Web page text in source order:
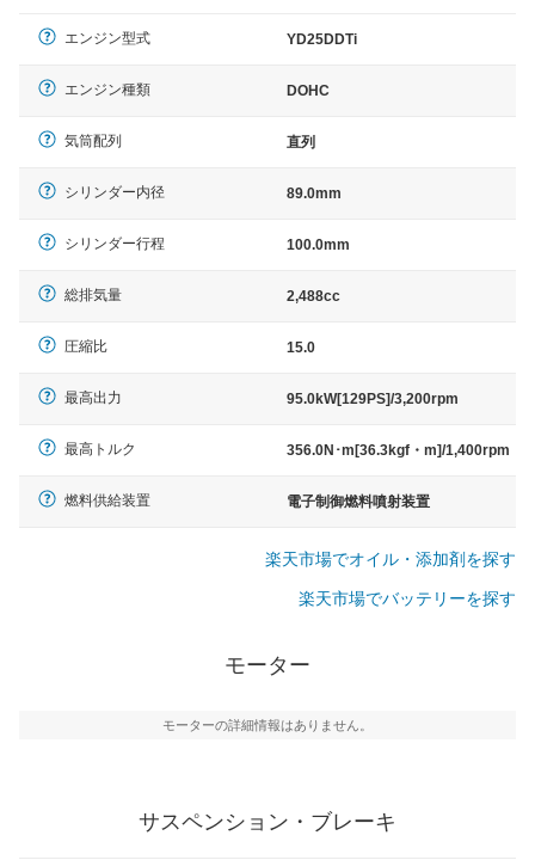
エンジン型式 YD25DDTi
エンジン種類 DOHC
気筒配列 直列
シリンダー内径 89.0mm
シリンダー行程 100.0mm
総排気量 2,488cc
圧縮比 15.0
最高出力 95.0kW[129PS]/3,200rpm
最高トルク 356.0N･m[36.3kgf・m]/1,400rpm
燃料供給装置 電子制御燃料噴射装置
楽天市場でオイル・添加剤を探す
楽天市場でバッテリーを探す
モーター
モーターの詳細情報はありません。
サスペンション・ブレーキ